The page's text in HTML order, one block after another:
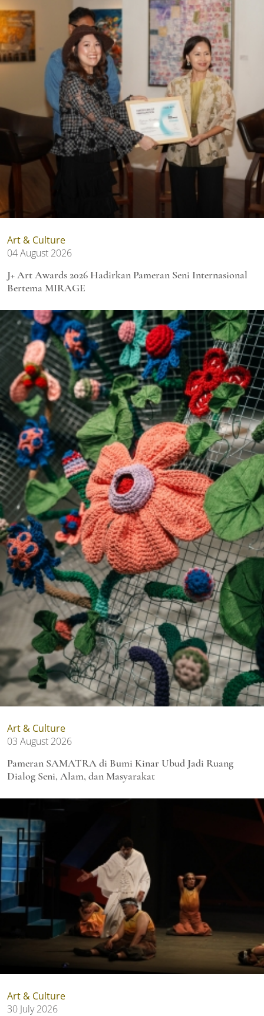
Art & Culture
04 August 2026
J+ Art Awards 2026 Hadirkan Pameran Seni Internasional
Bertema MIRAGE
Art & Culture
03 August 2026
Pameran SAMATRA di Bumi Kinar Ubud Jadi Ruang
Dialog Seni, Alam, dan Masyarakat
Art & Culture
30 July 2026